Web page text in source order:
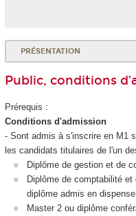
PRÉSENTATION
Public, conditions
Prérequis :
Conditions d'admission
- Sont admis à s'inscrire en M1
les candidats titulaires de l'un
Diplôme de gestion et de
Diplôme de comptabilité
diplôme admis en
Master 2 ou diplôme